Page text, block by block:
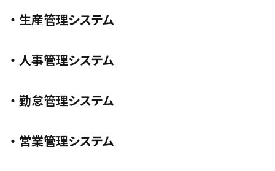
・ 生産管理システム
・ 人事管理システム
・ 勤怠管理システム
・ 営業管理システム